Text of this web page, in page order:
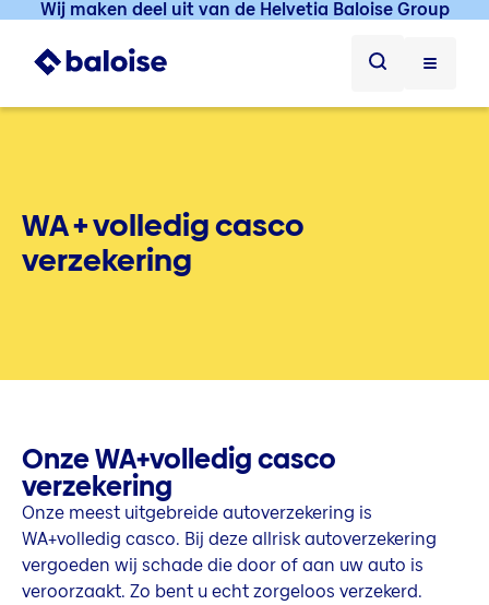
Wij maken deel uit van de Helvetia Baloise Group
WA + volledig casco
verzekering
Onze WA+volledig casco
verzekering
Onze meest uitgebreide autoverzekering is
WA+volledig casco. Bij deze allrisk autoverzekering
vergoeden wij schade die door of aan uw auto is
veroorzaakt. Zo bent u echt zorgeloos verzekerd.